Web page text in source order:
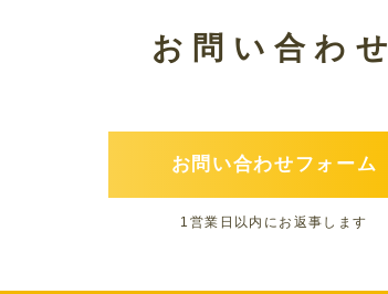
お問い合わせ
お問い合わせフォーム
1営業日以内にお返事します